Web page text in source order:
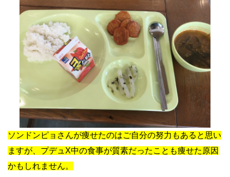
ソンドンピョさんが痩せたのはご自分の努力もあると思い
ますが、プデュX中の食事が質素だったことも痩せた原因
かもしれません。